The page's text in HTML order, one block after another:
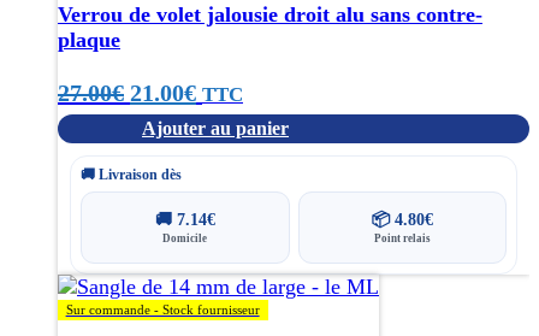
Verrou de volet jalousie droit alu sans contre-
plaque
27.00€ Le
prix
initial
était :
27.00€.
21.00€Le
prix
est :
21.00€.
TTC
Ajouter au panier
🚚 Livraison dès
🚚 7.14€
Domicile
📦 4.80€
Point relais
Sur commande - Stock fournisseur